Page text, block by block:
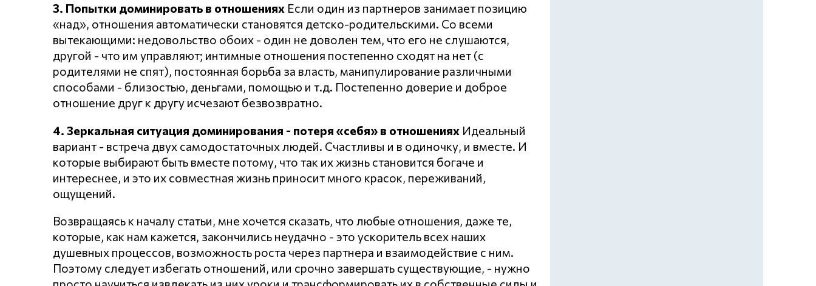
3. Попытки доминировать в отношениях Если один из партнеров занимает позицию
«над», отношения автоматически становятся детско-родительскими. Со всеми
вытекающими: недовольство обоих - один не доволен тем, что его не слушаются,
другой - что им управляют; интимные отношения постепенно сходят на нет (с
родителями не спят), постоянная борьба за власть, манипулирование различными
способами - близостью, деньгами, помощью и т.д. Постепенно доверие и доброе
отношение друг к другу исчезают безвозвратно.
4. Зеркальная ситуация доминирования - потеря «себя» в отношениях Идеальный
вариант - встреча двух самодостаточных людей. Счастливы и в одиночку, и вместе. И
которые выбирают быть вместе потому, что так их жизнь становится богаче и
интереснее, и это их совместная жизнь приносит много красок, переживаний,
ощущений.
Возвращаясь к началу статьи, мне хочется сказать, что любые отношения, даже те,
которые, как нам кажется, закончились неудачно - это ускоритель всех наших
душевных процессов, возможность роста через партнера и взаимодействие с ним.
Поэтому следует избегать отношений, или срочно завершать существующие, - нужно